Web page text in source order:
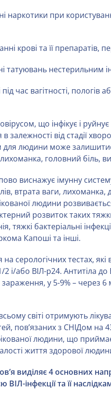
наркотики при
крові та її препаратів,
татуювань нестерильним
час вагітності, пологів
що інфікує і
залежності від стадії
для людини може
головний біль,
виснажує імунну
втрата ваги, лихоманка,
людини
розвиток таких
бактеріальні
Капоші та інші.
на серологічних тестах,
2 і/або ВІЛ-p24. Антитіла
у 5-9% – через 6
світі отримують
пов’язаних з СНІДом на
людини, що
життя здорової
виділяє 4 основних
інфекції та її